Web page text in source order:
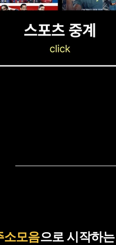
소모음으로 시작하